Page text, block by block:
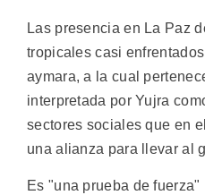
Las presencia en La Paz
tropicales casi
aymara, a la cual
interpretada por Yujra
sectores sociales que en
una alianza para llevar al
Es "una prueba de